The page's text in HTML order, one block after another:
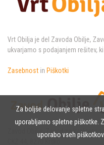
Vrt Obilja je del Zavoda Obilje,
ukvarjamo s podajanjem rešitev,
Zasebnost in Piškotki
Zavod Obilje, Zavod za kvalitetno
Za boljše delovanje spletne
uporabljamo spletne piškotke.
uporabo vseh piškotkov.